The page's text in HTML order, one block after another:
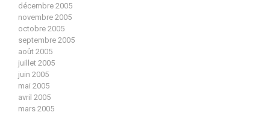
décembre 2005
novembre 2005
octobre 2005
septembre 2005
août 2005
juillet 2005
juin 2005
mai 2005
avril 2005
mars 2005